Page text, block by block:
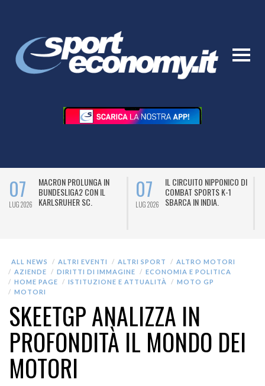
07
LUG 2026
MACRON PROLUNGA IN
BUNDESLIGA2 CON IL
KARLSRUHER SC.
07
LUG 2026
IL CIRCUITO NIPPONICO DI
COMBAT SPORTS K-1
SBARCA IN INDIA.
ALL NEWS ALTRI EVENTI ALTRI SPORT
ALTRO MOTORI
AZIENDE
DIRITTI DI IMMAGINE
ECONOMIA E POLITICA
HOME PAGE
ISTITUZIONE E ATTUALITÀ
MOTO GP
MOTORI
SKEETGP ANALIZZA IN
PROFONDITÀ IL MONDO DEI
MOTORI